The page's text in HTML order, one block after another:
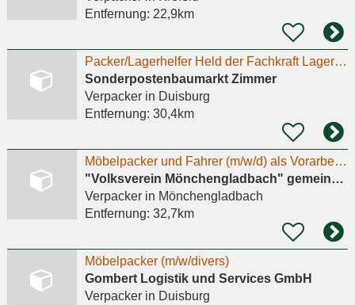
Entfernung: 22,9km
Packer/Lagerhelfer Held der Fachkraft Lagerlogistik (m/w/d)
Sonderpostenbaumarkt Zimmer
Verpackerin Duisburg
Entfernung: 30,4km
Möbelpacker und Fahrer (m/w/d) als Vorarbeiter für die Secondhand Möbelhalle
"Volksverein Mönchengladbach" gemeinnützige Gesellschaft gegen Arbeitslosigkeit mbH
Verpackerin Mönchengladbach
Entfernung: 32,7km
Möbelpacker (m/w/divers)
Gombert Logistik und Services GmbH
Verpackerin Duisburg